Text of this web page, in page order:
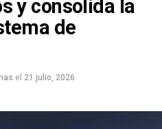
y consolida la
de
el 21 julio, 2026